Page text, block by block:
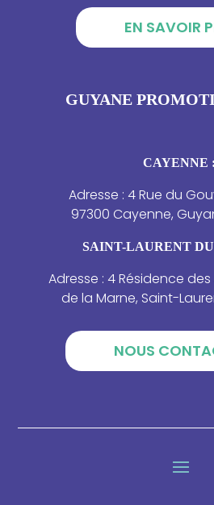
EN SAVOIR
GUYANE
CAYENNE :
Adresse : 4 Rue du
97300 Cayenne,
SAINT-LAURENT
Adresse : 4 Résidence des
de la Marne, Saint-
NOUS